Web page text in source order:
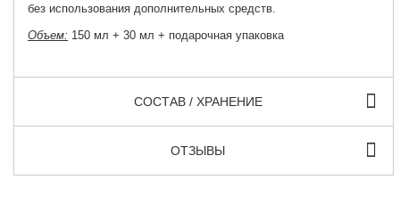
без использования дополнительных средств.
Объем: 150 мл + 30 мл + подарочная упаковка
СОСТАВ / ХРАНЕНИЕ
ОТЗЫВЫ